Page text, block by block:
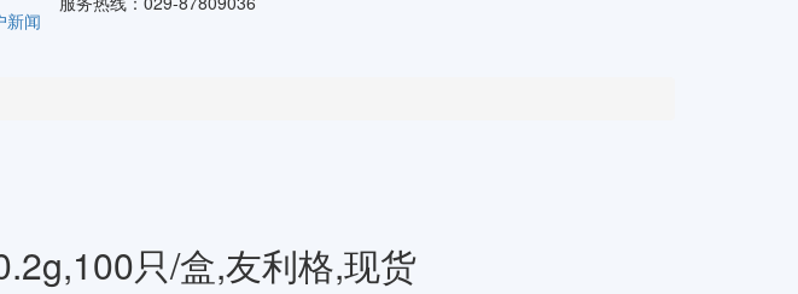
新闻
只/盒,友利格,现货